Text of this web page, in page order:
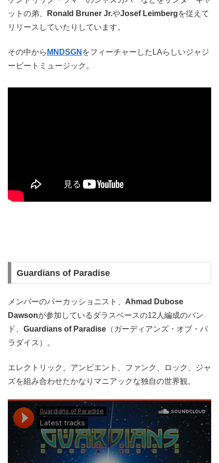
ットの弟、
Ronald Bruner Jr.やJosef Leimbergを従えて
リリースしていたりしています。
その中から MNDSGN をフィーチャーしたLAらしいジャジ
ービートミュージック。
Guardians of Paradise
メンバーのパーカッショニスト、 Ahmad Dubose
Dawsonが参加しているダラスベースの12人編成のバン
ド、 Guardians of Paradise （ガーディアンズ・オブ・パ
ラダイス）。
エレクトリック、アンビエント、ファンク、ロック、ジャ
ズを組み合わせたかなりマニアックな独自の世界観。